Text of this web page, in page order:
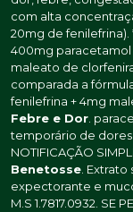
com alta
20mg de
400mg paracetamol
maleato de
comparada a
fenilefrina + 4mg
Febre e Dor .
temporário de dores
NOTIFICAÇÃO
Benetosse .
expectorante e
M.S 1.7817.0932. SE